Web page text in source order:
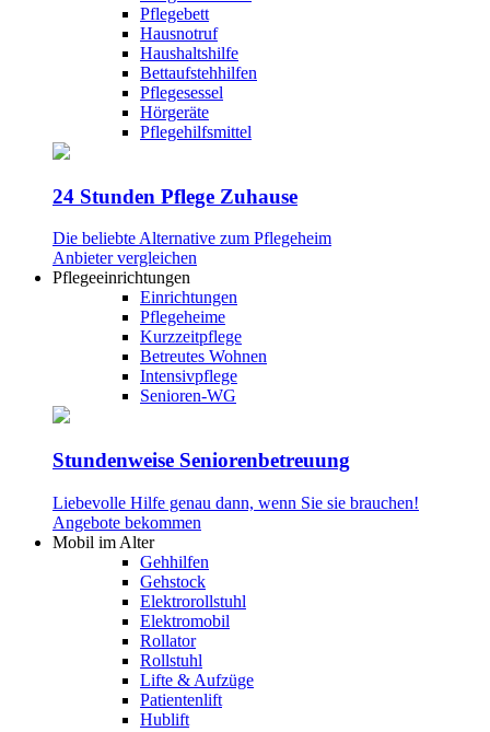
Pflegebett
Hausnotruf
Haushaltshilfe
Bettaufstehhilfen
Pflegesessel
Hörgeräte
Pflegehilfsmittel
24 Stunden Pflege Zuhause
Die beliebte Alternative zum Pflegeheim
Anbieter vergleichen
Pflegeeinrichtungen
Einrichtungen
Pflegeheime
Kurzzeitpflege
Betreutes Wohnen
Intensivpflege
Senioren-WG
Stundenweise Seniorenbetreuung
Liebevolle Hilfe genau dann, wenn Sie sie brauchen!
Angebote bekommen
Mobil im Alter
Gehhilfen
Gehstock
Elektrorollstuhl
Elektromobil
Rollator
Rollstuhl
Lifte & Aufzüge
Patientenlift
Hublift